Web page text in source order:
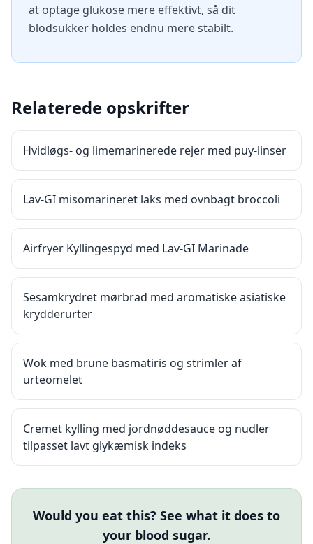
at optage glukose mere effektivt, så dit
blodsukker holdes endnu mere stabilt.
Relaterede opskrifter
Hvidløgs- og limemarinerede rejer med puy-linser
Lav-GI misomarineret laks med ovnbagt broccoli
Airfryer Kyllingespyd med Lav-GI Marinade
Sesamkrydret mørbrad med aromatiske asiatiske
krydderurter
Wok med brune basmatiris og strimler af
urteomelet
Cremet kylling med jordnøddesauce og nudler
tilpasset lavt glykæmisk indeks
Would you eat this? See what it does to
your blood sugar.